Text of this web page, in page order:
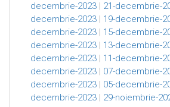
decembrie-2023 | 21-decembrie-
decembrie-2023 | 19-decembrie-
decembrie-2023 | 15-decembrie-
decembrie-2023 | 13-decembrie-
decembrie-2023 | 11-decembrie-
decembrie-2023 | 07-decembrie-
decembrie-2023 | 05-decembrie-
decembrie-2023 | 29-noiembrie-